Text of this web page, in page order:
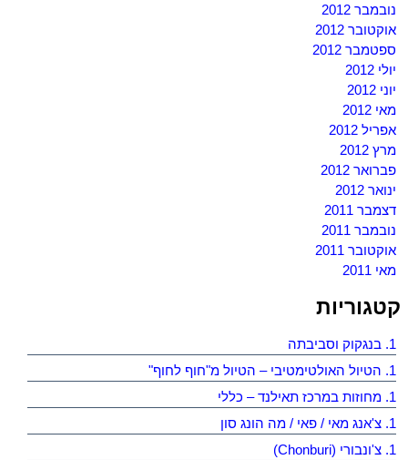
נובמבר 2012
אוקטובר 2012
ספטמבר 2012
יולי 2012
יוני 2012
מאי 2012
אפריל 2012
מרץ 2012
פברואר 2012
ינואר 2012
דצמבר 2011
נובמבר 2011
אוקטובר 2011
מאי 2011
קטגוריות
1. בנגקוק וסביבתה
1. הטיול האולטימטיבי – הטיול מ"חוף לחוף"
1. מחוזות במרכז תאילנד – כללי
1. צ'אנג מאי / פאי / מה הונג סון
1. צ'ונבורי (Chonburi)